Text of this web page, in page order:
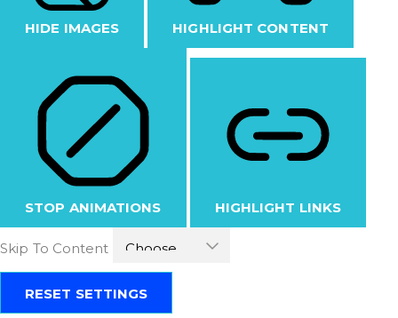
HIDE IMAGES HIGHLIGHT CONTENT
STOP ANIMATIONS HIGHLIGHT LINKS
Skip To Content
RESET SETTINGS